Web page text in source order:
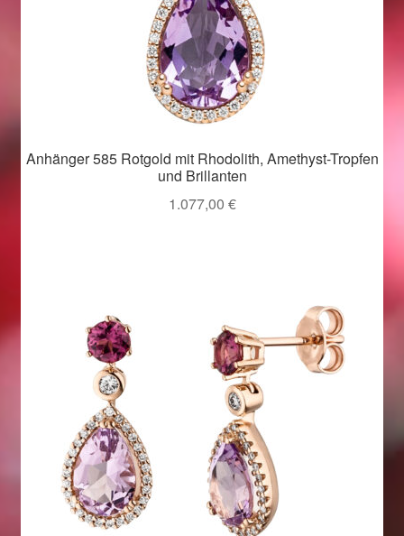
Ostergeschenke finden für Ostern 2016
Ostergeschenke finden für Ostern 2017
Ostergeschenke finden für Ostern 2018
Ostergeschenke finden für Ostern 2019
Ostergeschenke finden für Ostern 2020
Startseite
Startseite
Anhänger 585 Rotgold mit Rhodolith, Amethyst-Tropfen
und Brillanten
1.077,00 €